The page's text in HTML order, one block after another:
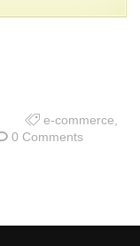
e-commerce,
0 Comments